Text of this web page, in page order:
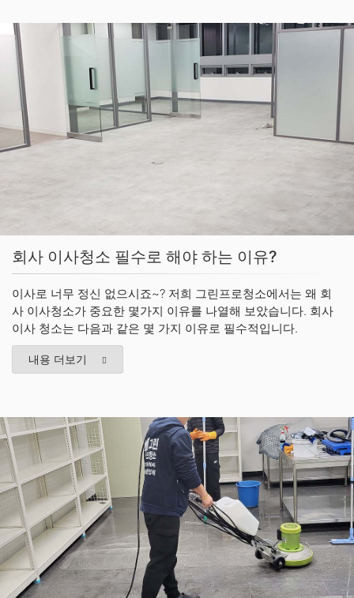
회사 이사청소 필수로 해야 하는 이유?
이사로 너무 정신 없으시죠~? 저희 그린프로청소에서는 왜 회
사 이사청소가 중요한 몇가지 이유를 나열해 보았습니다. 회사
이사 청소는 다음과 같은 몇 가지 이유로 필수적입니다.
내용 더보기